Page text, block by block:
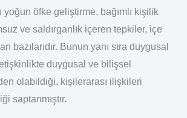
yoğun öfke geliştirme, bağımlı kişilik
ve saldırganlık içeren tepkiler, içe
bazılarıdır. Bunun yanı sıra duygusal
duygusal ve bilişsel
olabildiği, kişilerarası ilişkileri
saptanmıştır.